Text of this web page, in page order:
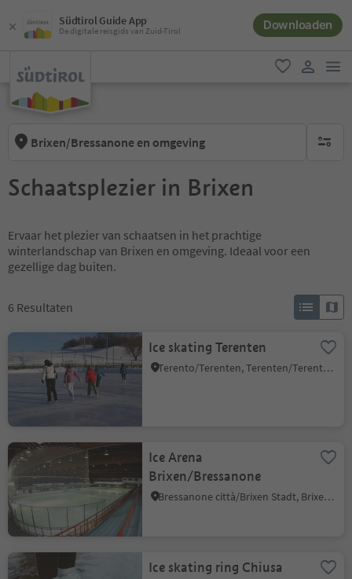
Südtirol Guide App
De digitale reisgids van Zuid-Tirol Downloaden
favoriet
Brixen/Bressanone en omgeving geen
Schaatsplezier in Brixen
Ervaar het plezier van schaatsen in het prachtige
winterlandschap van Brixen en omgeving. Ideaal voor een
gezellige dag buiten.
6 Resultaten
Ice skating Terenten
Terento/Terenten, Terenten/Terento, Brixen/Bressanone and environs
Ice Arena
Brixen/Bressanone
Bressanone città/Brixen Stadt, Brixen/Bressanone, Brixen/Bressanone and environs
Ice skating ring Chiusa